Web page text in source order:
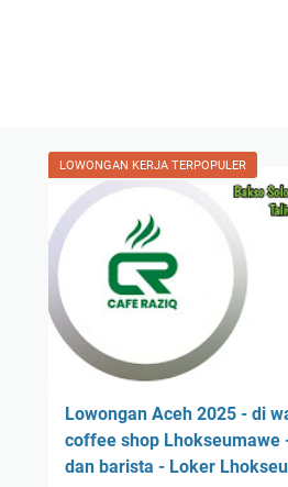
LOWONGAN KERJA TERPOPULER
Lowongan Aceh 2025 - di
coffee shop Lhokseumawe
dan barista - Loker